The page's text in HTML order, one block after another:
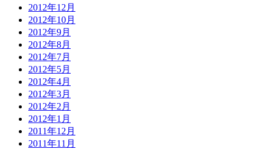
2012年12月
2012年10月
2012年9月
2012年8月
2012年7月
2012年5月
2012年4月
2012年3月
2012年2月
2012年1月
2011年12月
2011年11月